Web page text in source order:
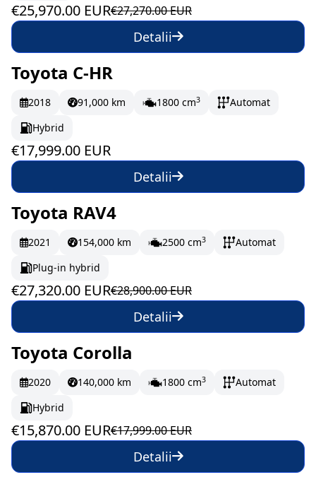
€25,970.00 EUR€27,270.00 EUR
Detalii
În stoc 299.98 EUR/lună
Toyota C-HR
2018 91,000 km 1800 cm3
Automat
Hybrid
€17,999.00 EUR
Detalii
În stoc 455.33 EUR/lună
Toyota RAV4
2021 154,000 km 2500 cm3
Automat
Plug-in hybrid
€27,320.00 EUR€28,900.00 EUR
Detalii
În stoc 264.5 EUR/lună
Toyota Corolla
2020 140,000 km 1800 cm3
Automat
Hybrid
€15,870.00 EUR€17,999.00 EUR
Detalii